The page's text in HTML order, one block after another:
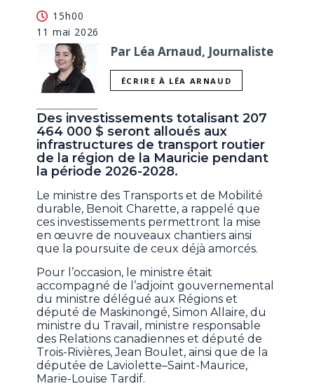
15h00
11 mai 2026
Par Léa Arnaud, Journaliste
ÉCRIRE À LÉA ARNAUD
Des investissements totalisant 207
464 000 $ seront alloués aux
infrastructures de transport routier
de la région de la Mauricie pendant
la période 2026-2028.
Le ministre des Transports et de Mobilité
durable, Benoit Charette, a rappelé que
ces investissements permettront la mise
en œuvre de nouveaux chantiers ainsi
que la poursuite de ceux déjà amorcés.
Pour l’occasion, le ministre était
accompagné de l’adjoint gouvernemental
du ministre délégué aux Régions et
député de Maskinongé, Simon Allaire, du
ministre du Travail, ministre responsable
des Relations canadiennes et député de
Trois-Rivières, Jean Boulet, ainsi que de la
députée de Laviolette–Saint-Maurice,
Marie-Louise Tardif.